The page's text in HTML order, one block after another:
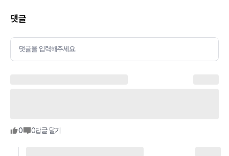
댓글
댓글을 입력해주세요.
0 0답글 달기